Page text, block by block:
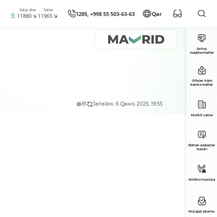
Satıp alıw
11880
Satıw
11965 1285, +998 55 503-63-63 Qar
81 Jańalaw: 6 Qawıs 2025, 19:55
Ashıq
maǵlıwmatlar
Ofisler hám
bankomatlar
Múlkti satıw
Bahalı qaǵazlar
bazarı
Antikorrupsiya
Múrájat jiberiw